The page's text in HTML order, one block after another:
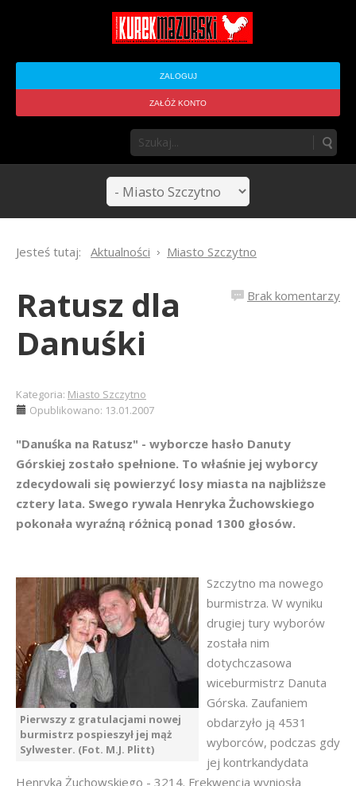
ZALOGUJ
ZAŁÓŻ KONTO
Jesteś tutaj: Aktualności Miasto Szczytno
Brak komentarzy
Ratusz dla
Danuśki
Kategoria: Miasto Szczytno
Opublikowano: 13.01.2007
"Danuśka na Ratusz" - wyborcze hasło Danuty
Górskiej zostało spełnione. To właśnie jej wyborcy
zdecydowali się powierzyć losy miasta na najbliższe
cztery lata. Swego rywala Henryka Żuchowskiego
pokonała wyraźną różnicą ponad 1300 głosów.
Pierwszy z gratulacjami nowej
burmistrz pospieszył jej mąż
Sylwester. (Fot. M.J. Plitt)
Szczytno ma nowego
burmistrza. W wyniku
drugiej tury wyborów
została nim
dotychczasowa
wiceburmistrz Danuta
Górska. Zaufaniem
obdarzyło ją 4531
wyborców, podczas gdy
jej kontrkandydata
Henryka Żuchowskiego - 3214. Frekwencja wyniosła